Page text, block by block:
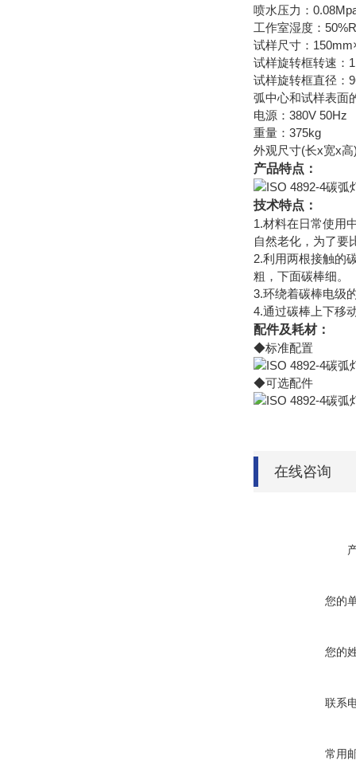
喷水压力：
工作室湿度：
试样尺寸：
试样旋转框转速：
试样旋转框直径：
弧中心和试样表面
电源：380V 50Hz
重量：375kg
外观尺寸(长x宽x
产品特点：
技术特点：
1.材料在日常使用
自然老化，为了要
2.利用两根接触的
粗，下面碳棒细。
3.环绕着碳棒电级
4.通过碳棒上下移
配件及耗材：
◆标准配置
◆可选配件
在线咨询
您的
您的
联系
常用